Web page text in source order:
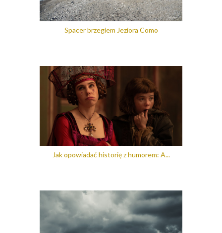
Spacer brzegiem Jeziora Como
Jak opowiadać historię z humorem: A...